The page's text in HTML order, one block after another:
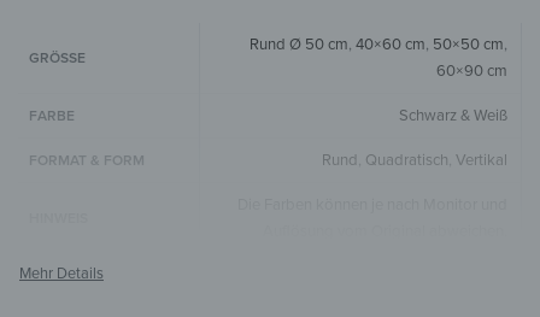
GRÖSSE
Rund Ø 50 cm, 40×60 cm, 50×50 cm,
60×90 cm
FARBE Schwarz & Weiß
FORMAT & FORM Rund, Quadratisch, Vertikal
MATERIALIEN